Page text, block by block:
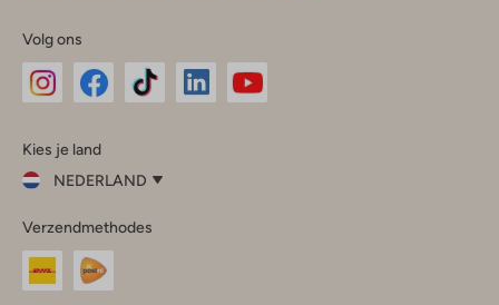
Volg ons
InstagramFacebook
Kies je land
NEDERLAND
je
land
Nederland
Verzendmethodes